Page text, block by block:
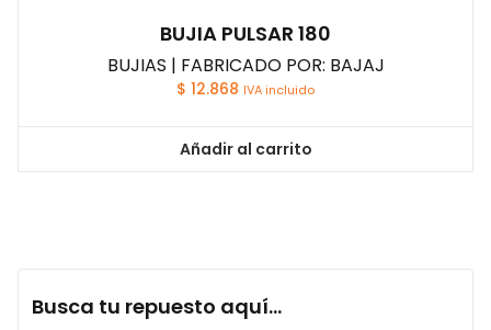
BUJIA PULSAR 180
BUJIAS | FABRICADO POR: BAJAJ
$ 12.868 IVA incluido
Añadir al carrito
Busca tu repuesto aquí...